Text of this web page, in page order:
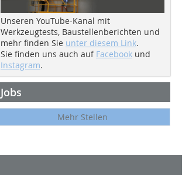
Unseren YouTube-Kanal mit
Werkzeugtests, Baustellenberichten und
mehr finden Sie unter diesem Link.
Sie finden uns auch auf Facebook und
Instagram.
Jobs
Mehr Stellen